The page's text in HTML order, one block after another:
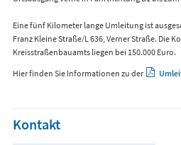
Eine fünf Kilometer lange Umleitung ist
Franz Kleine Straße/L 636, Verner Straße. Die
Kreisstraßenbauamts liegen bei 150.000 Euro.
Hier finden Sie Informationen zu der
Kontakt